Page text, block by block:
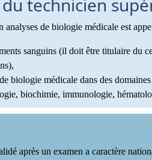
technicien
analyses de biologie médicale est
sanguins (il doit être titulaire du
biologie médicale dans des
biochimie, immunologie,
après un examen a caractère